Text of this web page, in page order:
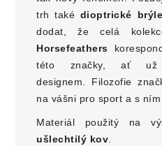
trh také dioptrické
dodat, že celá
Horsefeathers
této značky, ať už
designem. Filozofie
na vášni pro sport a s
Materiál použitý na
ušlechtilý kov